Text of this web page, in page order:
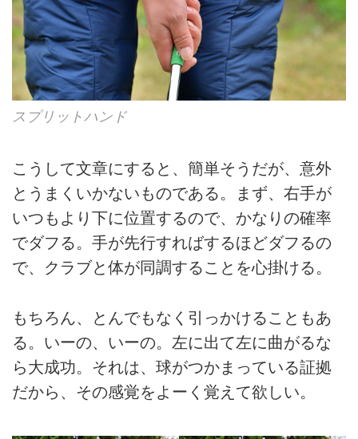
スプリットハンド
こうして文章にすると、簡単そうだが、意外
とうまくいかないものである。まず、右手が
いつもより下に位置するので、かなりの確率
でダフる。手が先行すればするほどダフるの
で、クラブと体が同調することを心掛ける。
もちろん、とんでもなく引っかけることもあ
る。いーの、いーの。左に出て左に曲がるな
ら大成功。それは、球がつかまっている証拠
だから、その感覚をよーく覚えて欲しい。